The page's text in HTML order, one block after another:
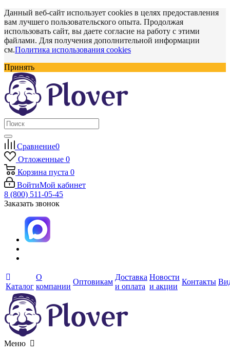
Данный веб-сайт использует cookies в целях предоставления
вам лучшего пользовательского опыта. Продолжая
использовать сайт, вы даете согласие на работу с этими
файлами. Для получения дополнительной информации
см.Политика использования cookies
Принять
Сравнение0
Отложенные 0
Корзина пуста 0
ВойтиМой кабинет
8 (800) 511-05-45
Заказать звонок
Каталог
О
компании
Оптовикам
Доставка
и оплата
Новости
и акции
Контакты
Меню